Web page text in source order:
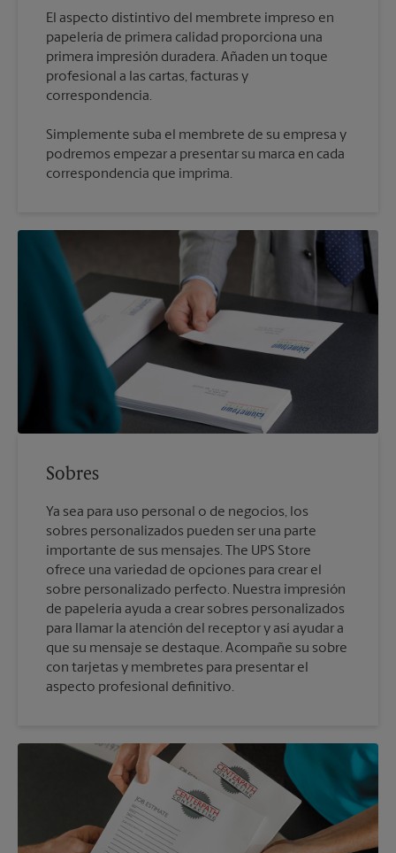
El aspecto distintivo del membrete impreso en
papelería de primera calidad proporciona una
primera impresión duradera. Añaden un toque
profesional a las cartas, facturas y
Simplemente suba el membrete de su empresa y
podremos empezar a presentar su marca en cada
correspondencia que imprima.
Sobres
Ya sea para uso personal o de negocios, los
sobres personalizados pueden ser una parte
importante de sus mensajes. The UPS Store
ofrece una variedad de opciones para crear el
sobre personalizado perfecto. Nuestra impresión
de papelería ayuda a crear sobres personalizados
para llamar la atención del receptor y así ayudar a
que su mensaje se destaque. Acompañe su sobre
con tarjetas y membretes para presentar el
aspecto profesional definitivo.